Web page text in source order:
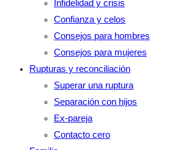
Infidelidad y crisis
Confianza y celos
Consejos para hombres
Consejos para mujeres
Rupturas y reconciliación
Superar una ruptura
Separación con hijos
Ex-pareja
Contacto cero